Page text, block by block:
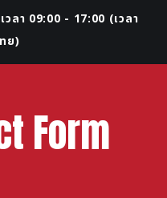
ลา 09:00 - 17:00 (เวลา
ย)
Form